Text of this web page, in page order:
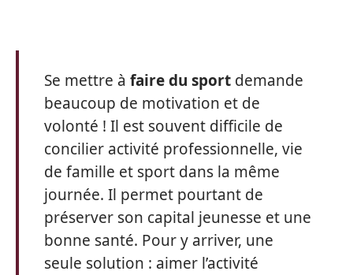
Se mettre à faire du sport demande
beaucoup de motivation et de
volonté ! Il est souvent difficile de
concilier activité professionnelle, vie
de famille et sport dans la même
journée. Il permet pourtant de
préserver son capital jeunesse et une
bonne santé. Pour y arriver, une
seule solution : aimer l’activité